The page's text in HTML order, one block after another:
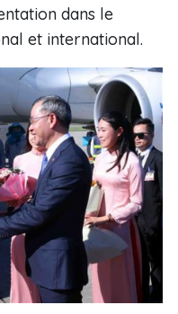
dans le
et international.